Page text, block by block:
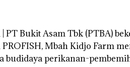
Bukit Asam Tbk (PTBA)
Mbah Kidjo Farm
budidaya perikanan-